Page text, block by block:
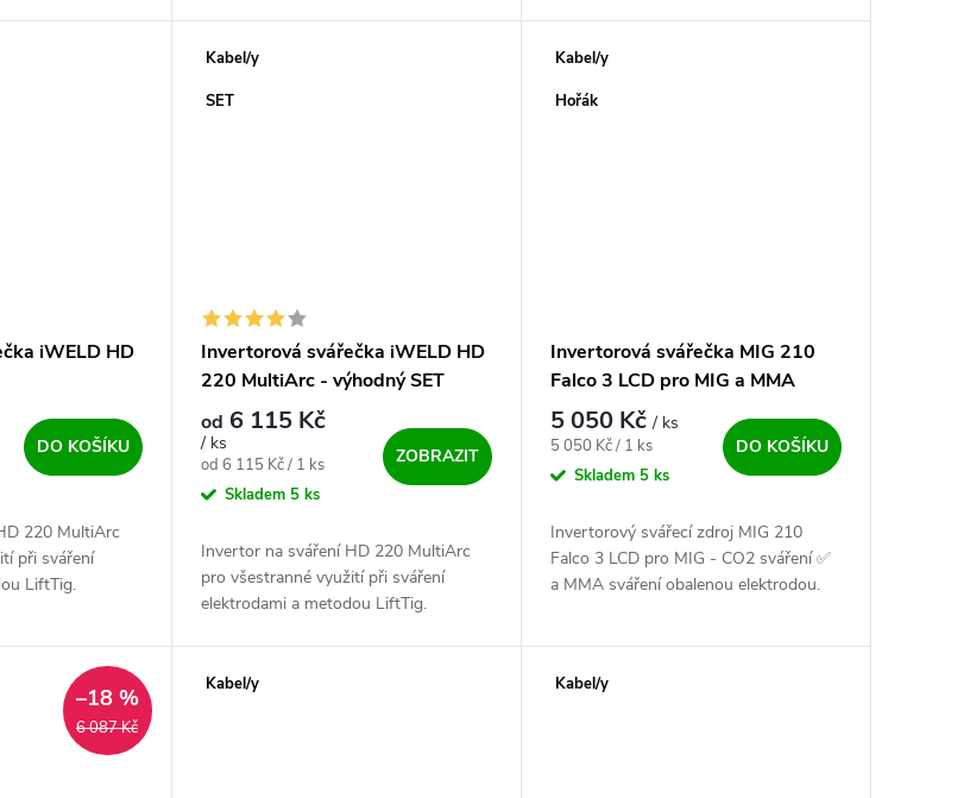
iWELD HD
DO KOŠÍKU
220 MultiArc
při sváření
LiftTig.
Kabel/y
SET
Invertorová svářečka iWELD HD
220 MultiArc - výhodný SET
od 6 115 Kč
/ ks
Měrná cena:
od 6 115 Kč / 1 ks
Skladem 5 ks
ZOBRAZIT
Invertor na sváření HD 220 MultiArc
pro všestranné využití při sváření
elektrodami a metodou LiftTig.
Kabel/y
Hořák
Invertorová svářečka MIG 210
Falco 3 LCD pro MIG a MMA
5 050 Kč/ ks
Měrná cena:
5 050 Kč / 1 ks
Skladem 5 ks
DO KOŠÍKU
Invertorový svářecí zdroj MIG 210
Falco 3 LCD pro MIG - CO2 sváření ✅
a MMA sváření obalenou elektrodou.
6 087 Kč
–18 % Kabel/y Kabel/y